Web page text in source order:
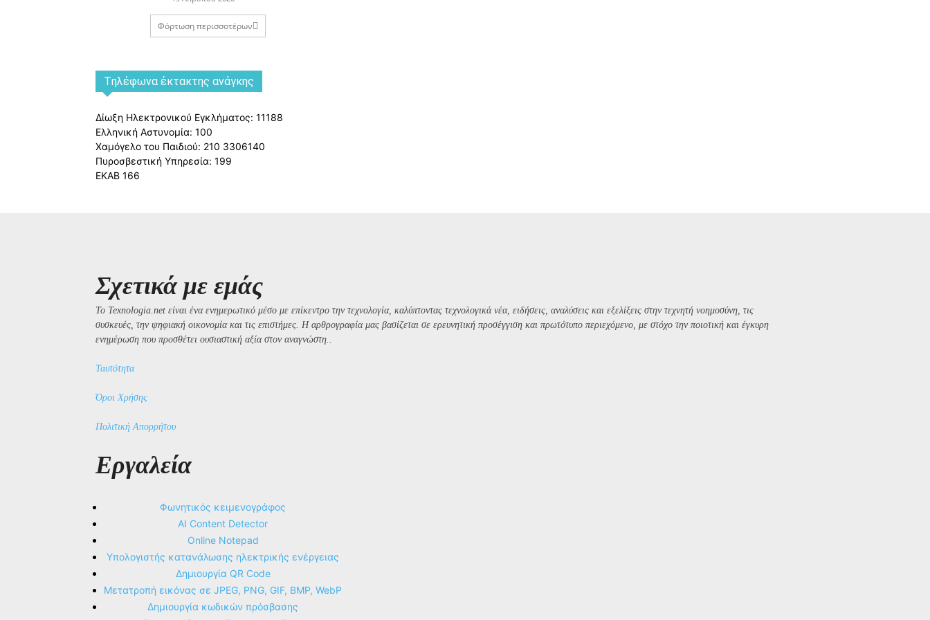
Φόρτωση περισσοτέρων
Tηλέφωνα έκτακτης ανάγκης
Δίωξη Ηλεκτρονικού Εγκλήματος: 11188
Ελληνική Αστυνομία: 100
Χαμόγελο του Παιδιού: 210 3306140
Πυροσβεστική Υπηρεσία: 199
ΕΚΑΒ 166
Σχετικά με εμάς
Το Texnologia.net είναι ένα ενημερωτικό μέσο με επίκεντρο την τεχνολογία, καλύπτοντας τεχνολογικά νέα, ειδήσεις, αναλύσεις και εξελίξεις στην τεχνητή νοημοσύνη, τις
συσκευές, την ψηφιακή οικονομία και τις επιστήμες. Η αρθρογραφία μας βασίζεται σε ερευνητική προσέγγιση και πρωτότυπο περιεχόμενο, με στόχο την ποιοτική και έγκυρη
ενημέρωση που προσθέτει ουσιαστική αξία στον αναγνώστη..
Ταυτότητα
Όροι Χρήσης
Πολιτική Απορρήτου
Εργαλεία
Φωνητικός κειμενογράφος
AI Content Detector
Online Notepad
Υπολογιστής κατανάλωσης ηλεκτρικής ενέργειας
Δημιουργία QR Code
Μετατροπή εικόνας σε JPEG, PNG, GIF, BMP, WebP
Δημιουργία κωδικών πρόσβασης